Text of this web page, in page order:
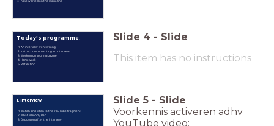
Today's programme:
An interview went wrong
Instructions on writing an interview
Working on your magazine
Homework
Reflection
Slide 4 - Slide
This item has no instructions
1. Interview
Watch and listen to the YouTube fragment
What is Good / Bad
Discussion after the interview
Slide 5 - Slide
Voorkennis activeren adhv
YouTube video: